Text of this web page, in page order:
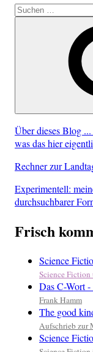
Suche
nach:
Über dieses Blog
was das hier
Rechner zur
Experimentell:
durchsuchbarer
Frisch
Science
Science Fiction
Das C-Wort
Frank Hamm
The good
Aufschrieb zur
Science